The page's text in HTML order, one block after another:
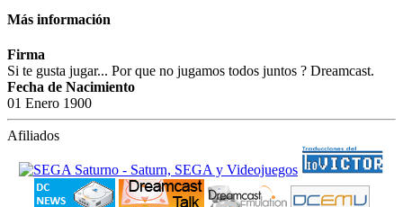
Más información
Firma
Si te gusta jugar... Por que no jugamos todos juntos ? Dreamcast.
Fecha de Nacimiento
01 Enero 1900
Afiliados